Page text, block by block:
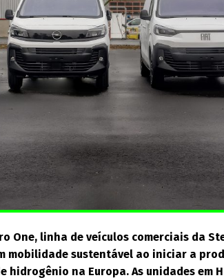
One, linha de veículos comerciais da
mobilidade sustentável ao iniciar a
hidrogênio na Europa. As unidades em